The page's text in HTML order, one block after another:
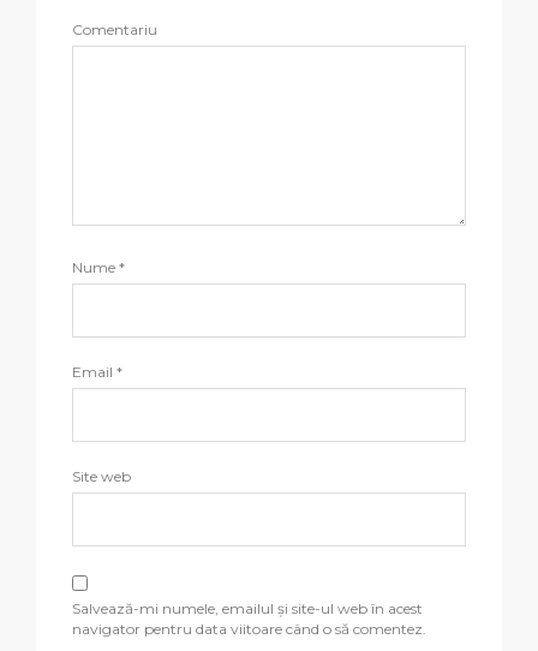
Comentariu
Nume *
Email *
Site web
Salvează-mi numele, emailul și site-ul web în acest
navigator pentru data viitoare când o să comentez.